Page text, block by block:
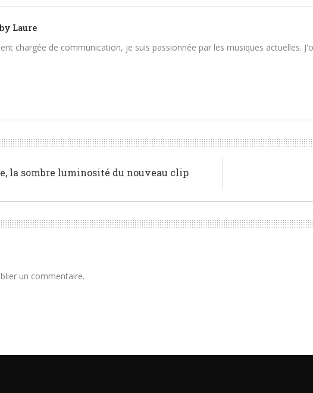
Laure
chargée de communication, je suis passionnée par les musiques actuelles.
la sombre luminosité du nouveau clip
un commentaire.